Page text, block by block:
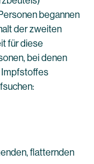
begannen
der zweiten
für diese
bei denen
Impfstoffes
flatternden